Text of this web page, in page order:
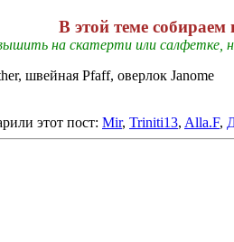
В этой теме собираем
на скатерти или салфетке,
швейная Pfaff, оверлок Janome
этот пост: Mir, Triniti13, Alla.F,